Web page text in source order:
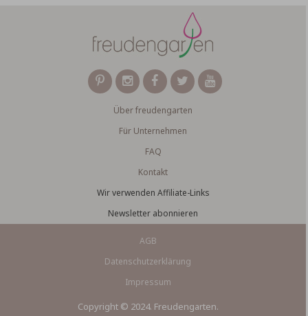
Über freudengarten
Für Unternehmen
FAQ
Kontakt
Wir verwenden Affiliate-Links
Newsletter abonnieren
AGB
Datenschutzerklärung
Impressum
Copyright © 2024. Freudengarten.